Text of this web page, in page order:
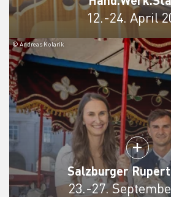
12.-24. April
© Andreas Kolarik
Salzburger
23.-27.